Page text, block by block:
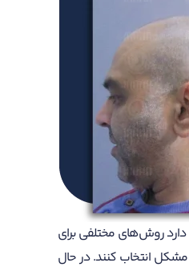
دارد روش‌های مختلفی برای
مشکل انتخاب کنند. در حال